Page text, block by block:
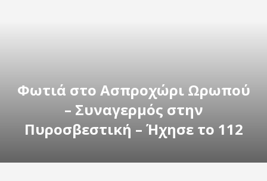
Φωτιά στο Ασπροχώρι Ωρωπού
– Συναγερμός στην
Πυροσβεστική – Ήχησε το 112